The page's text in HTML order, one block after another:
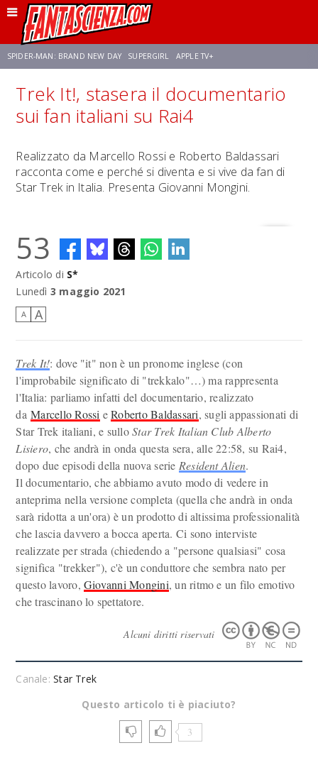
SPIDER-MAN: BRAND NEW DAY SUPERGIRL APPLE TV+
FRANCO RICCIARDIELLO ZENDAYA AVENGERS: DOOMSDAY STAR TREK
Trek It!, stasera il documentario
sui fan italiani su Rai4
Realizzato da Marcello Rossi e Roberto Baldassari
racconta come e perché si diventa e si vive da fan di
Star Trek in Italia. Presenta Giovanni Mongini.
53
Articolo di S*
Lunedì 3 maggio 2021
A A
Trek It!: dove "it" non è un pronome inglese (con
l'improbabile significato di "trekkalo"…) ma rappresenta
l'Italia: parliamo infatti del documentario, realizzato
daMarcello Rossi eRoberto Baldassari, sugli appassionati di
Star Trek italiani, e sulloStar Trek Italian Club Alberto
Lisiero, che andrà in onda questa sera, alle 22:58, su Rai4,
dopo due episodi della nuova serie Resident Alien.
Il documentario, che abbiamo avuto modo di vedere in
anteprima nella versione completa (quella che andrà in onda
sarà ridotta a un'ora) è un prodotto di altissima professionalità
che lascia davvero a bocca aperta. Ci sono interviste
realizzate per strada (chiedendo a "persone qualsiasi" cosa
significa "trekker"), c'è un conduttore che sembra nato per
questo lavoro,Giovanni Mongini, un ritmo e un filo emotivo
che trascinano lo spettatore.
Alcuni diritti riservati
Canale:Star Trek
Questo articolo ti è piaciuto?
3